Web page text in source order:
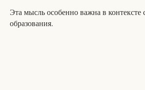
Эта мысль особенно важна в контексте
образования.